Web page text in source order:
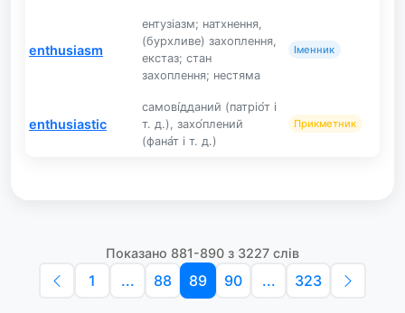
enthusiasm
ентузіазм; натхнення,
(бурхливе) захоплення,
екстаз; стан
захоплення; нестяма
Іменник
enthusiastic
самові́дданий (патріо́т і
т. д.), захо́плений
(фана́т і т. д.)
Прикметник
Показано 881-890 з 3227 слів
1 ... 88 89 90 ... 323